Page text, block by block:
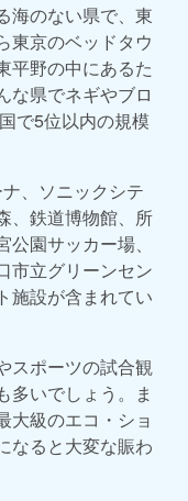
海のない県で、東
東京のベッドタウ
平野の中にあるた
な県でネギやブロ
で5位以内の規模
、ソニックシテ
、鉄道博物館、所
園サッカー場、
市立グリーンセン
施設が含まれてい
スポーツの試合観
多いでしょう。ま
大級のエコ・ショ
なると大変な賑わ